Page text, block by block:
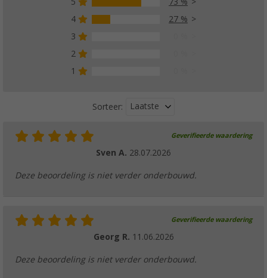
5
73 %
4
27 %
3
2
1
Sorteer: Laatste
Geverifieerde waardering
Sven A. 28.07.2026
Deze beoordeling is niet verder onderbouwd.
Geverifieerde waardering
Georg R. 11.06.2026
Deze beoordeling is niet verder onderbouwd.